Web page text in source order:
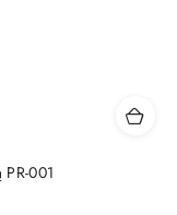
001